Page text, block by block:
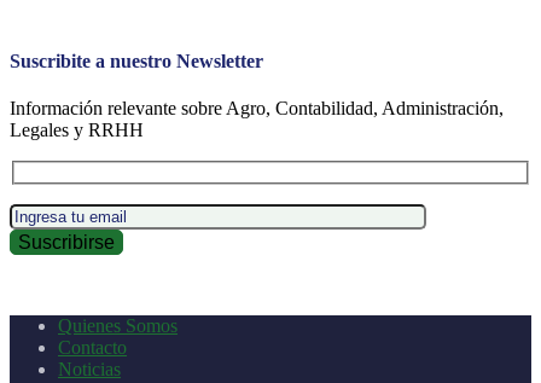
Suscribite a nuestro Newsletter
Información relevante sobre Agro, Contabilidad, Administración,
Legales y RRHH
Quienes Somos
Contacto
Noticias